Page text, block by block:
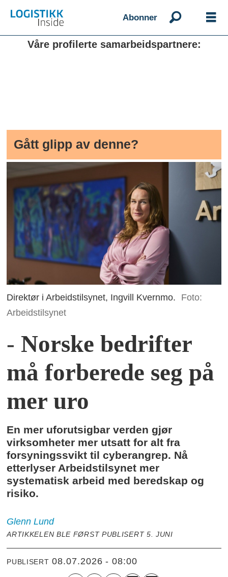
Abonner
Våre profilerte samarbeidspartnere:
Gått glipp av denne?
Direktør i Arbeidstilsynet, Ingvill Kvernmo.
Foto:
Arbeidstilsynet
- Norske bedrifter
må forberede seg på
mer uro
En mer uforutsigbar verden gjør
virksomheter mer utsatt for alt fra
forsyningssvikt til cyberangrep. Nå
etterlyser Arbeidstilsynet mer
systematisk arbeid med beredskap og
risiko.
Glenn Lund
ARTIKKELEN BLE FØRST PUBLISERT 5. JUNI
PUBLISERT 08.07.2026 - 08:00